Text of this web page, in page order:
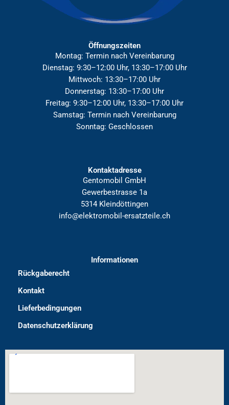
Öffnungszeiten
Montag: Termin nach Vereinbarung
Dienstag: 9:30–12:00 Uhr, 13:30–17:00 Uhr
Mittwoch: 13:30–17:00 Uhr
Donnerstag: 13:30–17:00 Uhr
Freitag: 9:30–12:00 Uhr, 13:30–17:00 Uhr
Samstag: Termin nach Vereinbarung
Sonntag: Geschlossen
Kontaktadresse
Gentomobil GmbH
Gewerbestrasse 1a
5314 Kleindöttingen
info@elektromobil-ersatzteile.ch
Informationen
Rückgaberecht
Kontakt
Lieferbedingungen
Datenschutzerklärung